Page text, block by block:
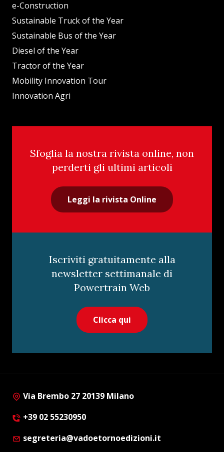
e-Construction
Sustainable Truck of the Year
Sustainable Bus of the Year
Diesel of the Year
Tractor of the Year
Mobility Innovation Tour
Innovation Agri
Sfoglia la nostra rivista online, non
perderti gli ultimi articoli
Leggi la rivista Online
Iscriviti gratuitamente alla
newsletter settimanale di
Powertrain Web
Clicca qui
Via Brembo 27 20139 Milano
+39 02 55230950
segreteria@vadoetornoedizioni.it